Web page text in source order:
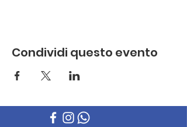
Condividi questo evento